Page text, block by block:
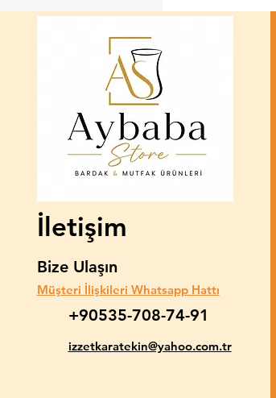
İletişim
Bize Ulaşın
Müşteri İlişkileri Whatsapp Hattı
+90535-708-74-91
izzetkaratekin@yahoo.com.tr